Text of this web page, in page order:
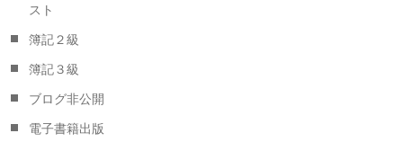
スト
簿記２級
簿記３級
ブログ非公開
電子書籍出版